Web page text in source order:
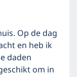
Op de dag
en heb ik
daden
om in